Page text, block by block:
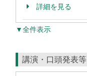
詳細を見る
▼全件表示
講演・口頭発表等